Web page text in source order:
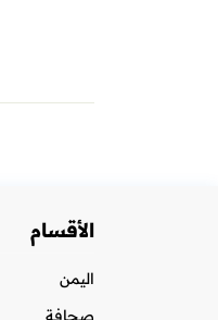
الأقسام
اليمن
صحافة